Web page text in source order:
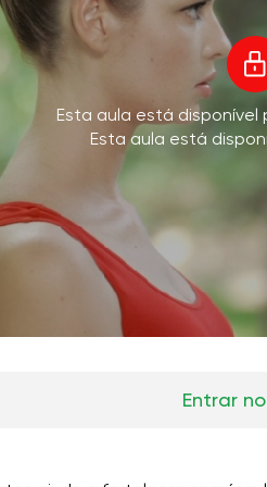
Esta aula está disponível
Esta aula está
Entrar